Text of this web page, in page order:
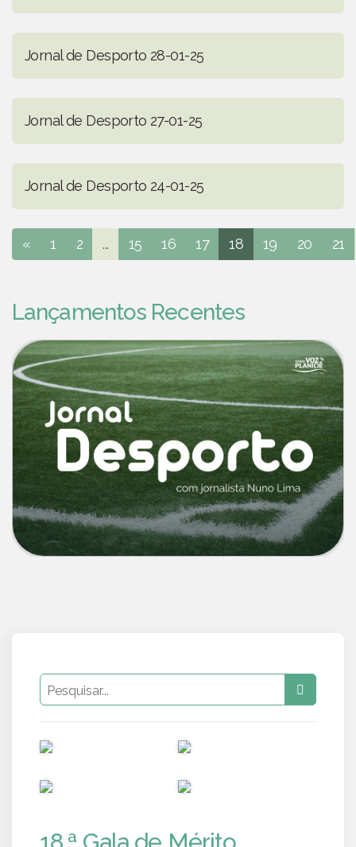
Jornal de Desporto 28-01-25
Jornal de Desporto 27-01-25
Jornal de Desporto 24-01-25
« 1 2 ... 15 16 17 18 19 20 21
Lançamentos Recentes